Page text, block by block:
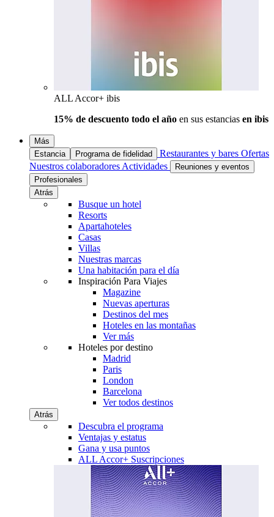
ALL Accor+ ibis
15% de descuento todo el año en sus estancias en ibis
Más
Estancia
Programa de fidelidad Restaurantes y bares Ofertas
Nuestros colaboradores Actividades
Reuniones y eventos
Profesionales
Atrás
Busque un hotel
Resorts
Apartahoteles
Casas
Villas
Nuestras marcas
Una habitación para el día
Inspiración Para Viajes
Magazine
Nuevas aperturas
Destinos del mes
Hoteles en las montañas
Ver más
Hoteles por destino
Madrid
Paris
London
Barcelona
Ver todos destinos
Atrás
Descubra el programa
Ventajas y estatus
Gana y usa puntos
ALL Accor+ Suscripciones